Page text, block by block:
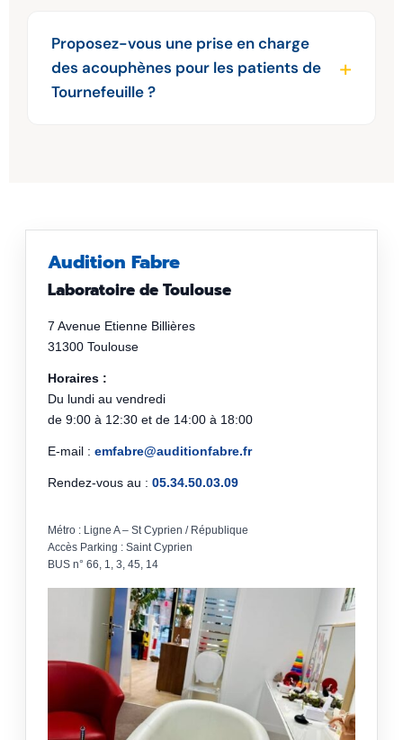
Proposez-vous une prise en charge
des acouphènes pour les patients de
Tournefeuille ?
Audition Fabre
Laboratoire de Toulouse
7 Avenue Etienne Billières
31300 Toulouse
Horaires :
Du lundi au vendredi
de 9:00 à 12:30 et de 14:00 à 18:00
E-mail : emfabre@auditionfabre.fr
Rendez-vous au : 05.34.50.03.09
Métro : Ligne A – St Cyprien / République
Accès Parking : Saint Cyprien
BUS n° 66, 1, 3, 45, 14